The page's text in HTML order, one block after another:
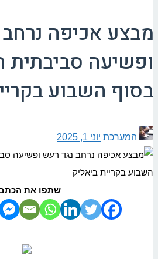
מבצע אכיפה
ופשיעה סביבתית
בסוף השבוע
המערכת יוני 1, 2025
שתפו את